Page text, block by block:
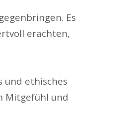
Es
erachten,
und ethisches
Mitgefühl und